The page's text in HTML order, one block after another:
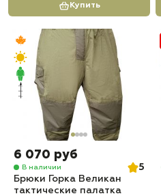
Купить
6 070 руб
В наличии
5
Брюки Горка Великан
тактические палатка